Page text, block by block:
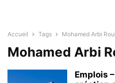
Accueil Tags Mohamed Arbi
Mohamed Arbi
Emplois